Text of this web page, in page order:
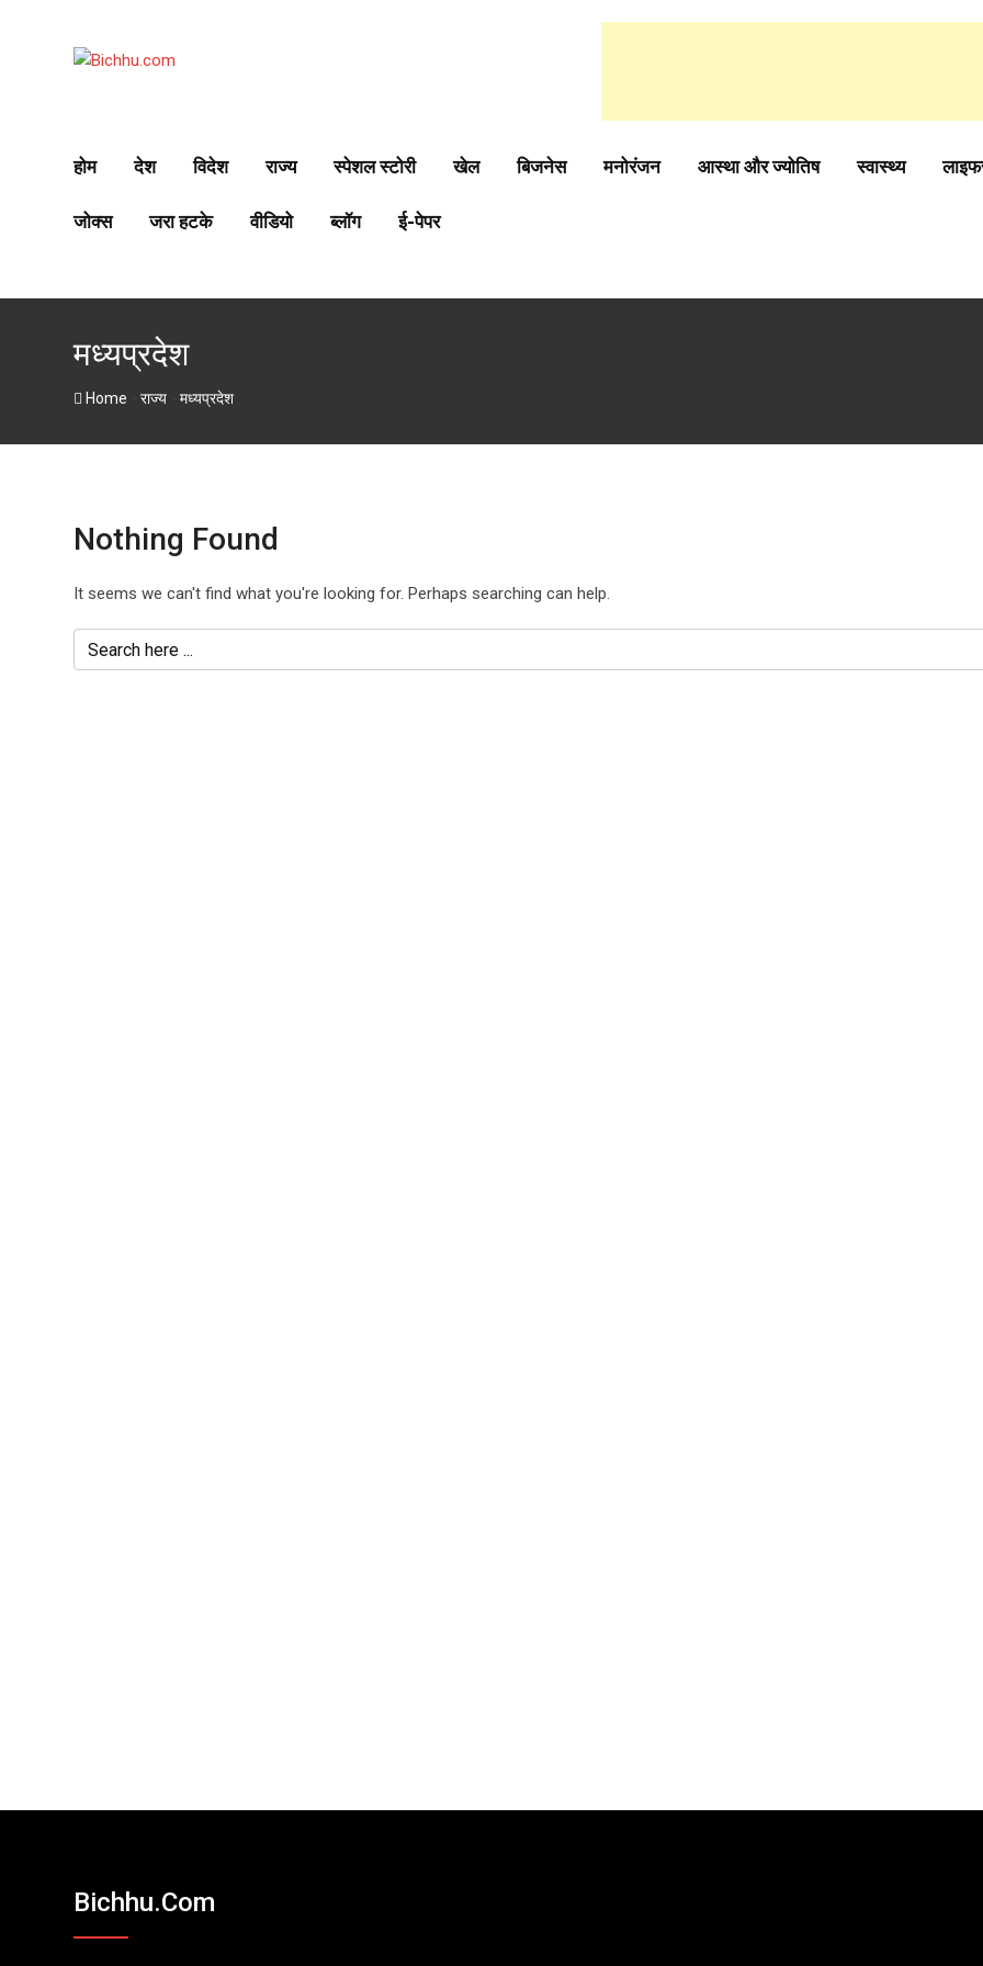
n
होम देश विदेश राज्य स्पेशल स्टोरी खेल बिजनेस मनोरंजन आस्था और ज्योतिष स्वास्थ्य
जोक्स जरा हटके वीडियो ब्लॉग ई-पेपर
मध्यप्रदेश
Home राज्य मध्यप्रदेश
Nothing Found
It seems we can't find what you're looking for. Perhaps searching can help.
Bichhu.com